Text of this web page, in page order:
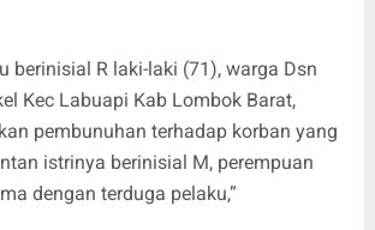
berinisial R laki-laki (71), warga Dsn
Kec Labuapi Kab Lombok Barat,
pembunuhan terhadap korban yang
istrinya berinisial M, perempuan
dengan terduga pelaku,”